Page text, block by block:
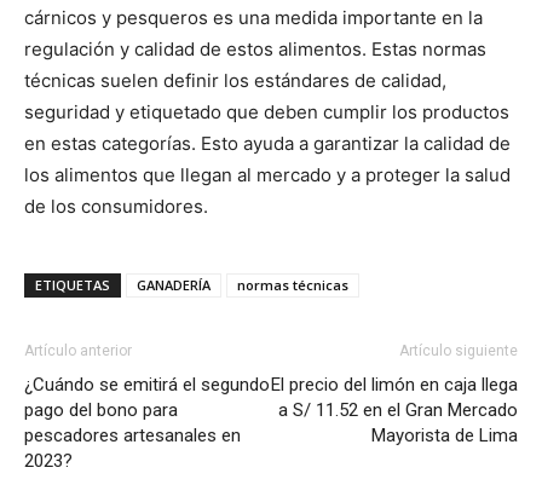
cárnicos y pesqueros es una medida importante en la
regulación y calidad de estos alimentos. Estas normas
técnicas suelen definir los estándares de calidad,
seguridad y etiquetado que deben cumplir los productos
en estas categorías. Esto ayuda a garantizar la calidad de
los alimentos que llegan al mercado y a proteger la salud
de los consumidores.
ETIQUETAS GANADERÍA normas técnicas
Artículo anterior
¿Cuándo se emitirá el segundo
pago del bono para
pescadores artesanales en
2023?
Artículo siguiente
El precio del limón en caja llega
a S/ 11.52 en el Gran Mercado
Mayorista de Lima